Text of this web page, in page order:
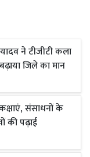
ने टीजीटी कला
जिले का मान
संसाधनों के
की पढ़ाई